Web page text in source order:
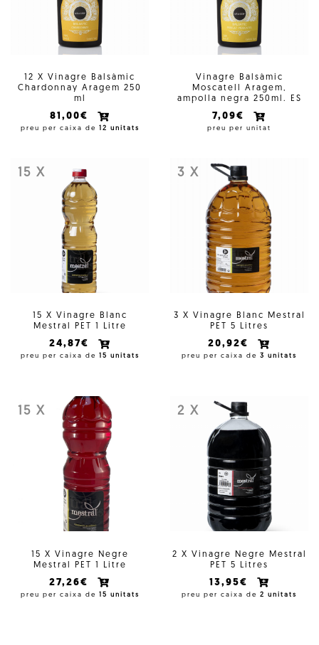
12 X Vinagre Balsàmic
Chardonnay Aragem 250
ml
81,00€
preu per caixa de 12 unitats
Vinagre Balsàmic
Moscatell Aragem,
ampolla negra 250ml. ES
7,09€
preu per unitat
15 X
15 X Vinagre Blanc
Mestral PET 1 Litre
24,87€
preu per caixa de 15 unitats
3 X
3 X Vinagre Blanc Mestral
PET 5 Litres
20,92€
preu per caixa de 3 unitats
15 X
15 X Vinagre Negre
Mestral PET 1 Litre
27,26€
preu per caixa de 15 unitats
2 X
2 X Vinagre Negre Mestral
PET 5 Litres
13,95€
preu per caixa de 2 unitats